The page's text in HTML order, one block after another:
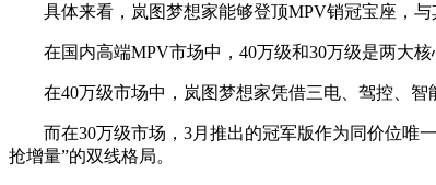
具体来看，岚图梦想家能够登顶MPV销冠宝座，与
在国内高端MPV市场中，40万级和30万级是两大核
在40万级市场中，岚图梦想家凭借三电、驾控、智
而在30万级市场，3月推出的冠军版作为同价位唯一
抢增量”的双线格局。